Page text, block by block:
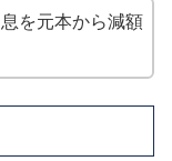
を元本から減額